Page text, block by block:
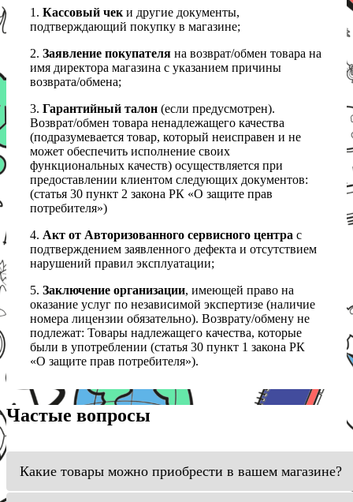
1. Кассовый чеки другие документы,
подтверждающий покупку в магазине;
2. Заявление покупателя на возврат/обмен товара на
имя директора магазина с указанием причины
возврата/обмена;
3. Гарантийный талон (если предусмотрен).
Возврат/обмен товара ненадлежащего качества
(подразумевается товар, который неисправен и не
может обеспечить исполнение своих
функциональных качеств) осуществляется при
предоставлении клиентом следующих документов:
(статья 30 пункт 2 закона РК «О защите прав
потребителя»)
4. Акт от Авторизованного сервисного центра с
подтверждением заявленного дефекта и отсутствием
нарушений правил эксплуатации;
5. Заключение организации, имеющей право на
оказание услуг по независимой экспертизе (наличие
номера лицензии обязательно). Возврату/обмену не
подлежат: Товары надлежащего качества, которые
были в употреблении (статья 30 пункт 1 закона РК
«О защите прав потребителя»).
Частые вопросы
Какие товары можно приобрести в вашем магазине?